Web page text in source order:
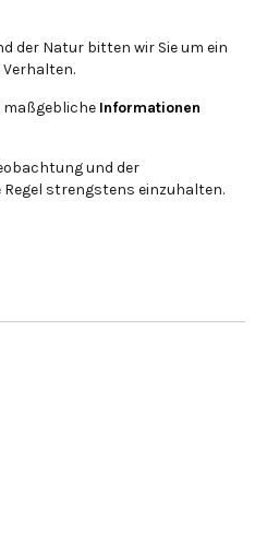
der Natur bitten wir Sie um ein
maßgebliche Informationen
und der
strengstens einzuhalten.